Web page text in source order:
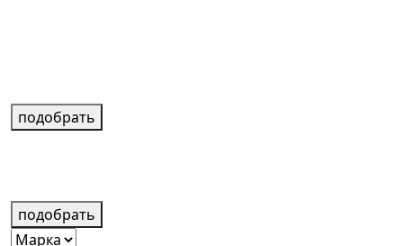
подобрать
подобрать